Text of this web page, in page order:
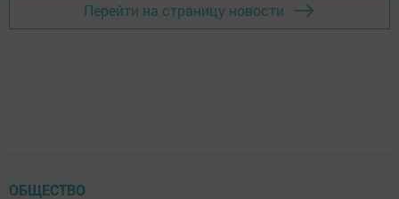
Перейти на страницу новости
ОБЩЕСТВО